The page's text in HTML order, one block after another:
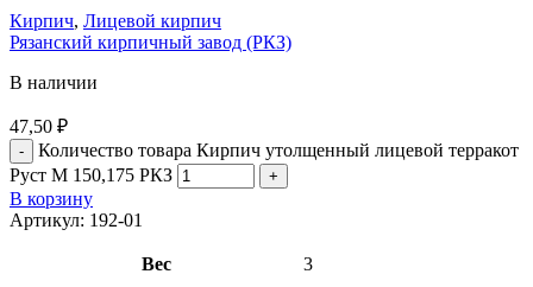
Кирпич, Лицевой кирпич
Рязанский кирпичный завод (РКЗ)
В наличии
47,50 ₽
Количество товара Кирпич утолщенный лицевой терракот
Руст М 150,175 РКЗ
В корзину
Артикул: 192-01
Вес 3